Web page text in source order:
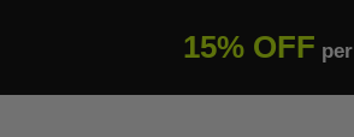
15% OFF